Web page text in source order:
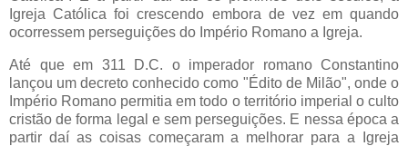
Igreja Católica foi crescendo embora de vez em quando
ocorressem perseguições do Império Romano a Igreja.
Até que em 311 D.C. o imperador romano Constantino
lançou um decreto conhecido como "Édito de Milão", onde o
Império Romano permitia em todo o território imperial o culto
cristão de forma legal e sem perseguições. E nessa época a
partir daí as coisas começaram a melhorar para a Igreja